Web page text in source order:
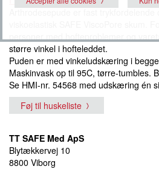
Arthrodesepude er fast
større vinkel i hofteleddet.
Puden er med vinkeludskæring i
Maskinvask op til 95C, tørre-tumbles.
Se HMI-nr. 54568 med udskæring én
Føj til huskeliste
TT SAFE Med ApS
Blytækkervej 10
8800 Viborg